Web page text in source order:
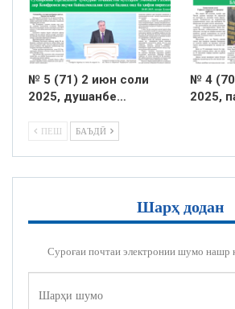
№ 5 (71) 2 июн соли
2025, душанбе…
№ 4
2025,
ПЕШ БАЪДӢ
Шарҳ додан
Суроғаи почтаи электронии шумо нашр